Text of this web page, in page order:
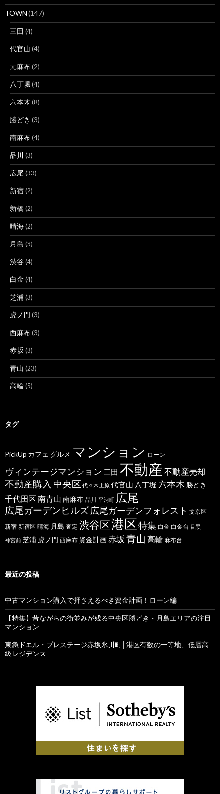
TOWN (147)
三田 (4)
代官山 (4)
元麻布(2)
八丁堀 (4)
六本木 (8)
勝どき (3)
南麻布(4)
品川 (3)
広尾 (33)
新宿(2)
新橋(2)
晴海(2)
月島 (3)
渋谷(4)
白金 (4)
芝浦 (3)
虎ノ門 (3)
西麻布(3)
赤坂 (8)
青山 (23)
高輪 (5)
タグ
PickUp カフェ グルメ マンション ローン
ヴィンテージマンション 三田 不動産不動産売却
不動産購入 中央区 代々木上原 代官山 八丁堀 六本木 勝どき
千代田区 南青山 南麻布 品川 平河町 広尾
広尾ガーデンヒルズ 広尾ガーデンフォレスト 文京区
新宿 新宿区 晴海 月島 査定 渋谷区港区特集 白金 白金台 目黒
神宮前 芝浦 虎ノ門 西麻布 資金計画赤坂 青山 高輪 麻布台
最近の投稿
中古マンション購入で押さえるべき資金計画！ローン編
【特集】昔ながらの街並みが残る中央区勝どき・月島エリアの注目
マンション
東急ドエル・プレステージ赤坂氷川町│港区有数の一等地、低層高
級レジデンス